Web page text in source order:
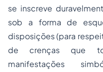
se inscreve
sob a forma de
disposições (para
de crenças que
manifestações